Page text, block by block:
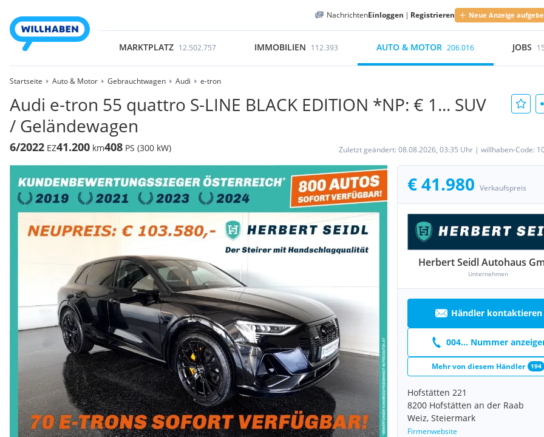
NachrichtenEinloggen | Registrieren Neue Anzeige
MARKTPLATZ 12.502.757 IMMOBILIEN 112.393 AUTO & MOTOR 206.016 JOBS
Startseite Auto & Motor Gebrauchtwagen Audi e-tron
Audi e-tron 55 quattro S-LINE BLACK EDITION *NP: € 1... SUV
/ Geländewagen
6/2022 EZ41.200 km408 PS (300 kW) Zuletzt geändert: 08.08.2026, 03:35 Uhr | willhaben-Code:
€ 41.980 Verkaufspreis
Herbert Seidl Autohaus
Unternehmen
Händler kontaktieren
004... Nummer
Mehr von diesem Händler 194
Hofstätten 221
8200 Hofstätten an der Raab
Weiz, Steiermark
Firmenwebsite